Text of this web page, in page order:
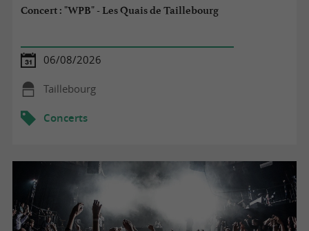
Concert : "WPB" - Les Quais de Taillebourg
06/08/2026
Taillebourg
Concerts